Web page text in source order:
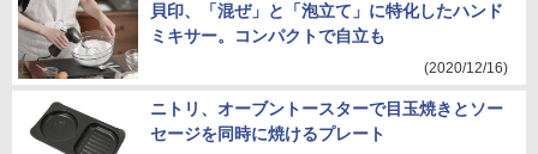
貝印、「混ぜ」と「泡立て」に特化したハンド
ミキサー。コンパクトで自立も
(2020/12/16)
ニトリ、オーブントースターで目玉焼きとソー
セージを同時に焼けるプレート